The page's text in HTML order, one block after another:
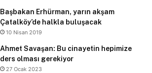
Başbakan Erhürman, yarın akşam
Çatalköy’de halkla buluşacak
10 Nisan 2019
Ahmet Savaşan: Bu cinayetin hepimize
ders olması gerekiyor
27 Ocak 2023